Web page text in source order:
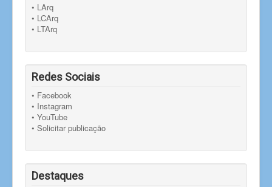
• LArq
• LCArq
• LTArq
Redes Sociais
• Facebook
• Instagram
• YouTube
• Solicitar publicação
Destaques